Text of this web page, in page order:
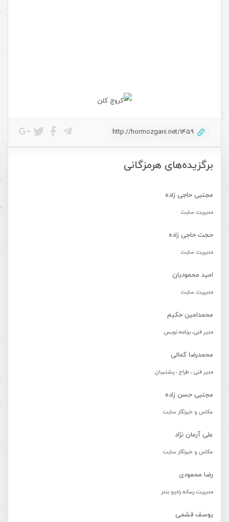
برگزیده‌های هرمزگانی
مجتبی حاجی زاده
مدیریت سایت
حجت حاجی زاده
مدیریت سایت
امید محمودیان
مدیریت سایت
محمدامین حکیم
مدیر فنی، برنامه نویس
محمدرضا کمالی
مدیر فنی ، طراح ، پشتیبان
مجتبی حسن زاده
عکاس و خبرنگار سایت
علی آرمان نژاد
عکاس و خبرنگار سایت
رضا محمودی
مدیریت رسانه رادیو بندر
یوسف قشمی
http://hormozgani.net/1459